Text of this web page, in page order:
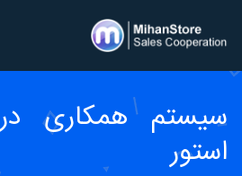
سیستم همکاری
استور